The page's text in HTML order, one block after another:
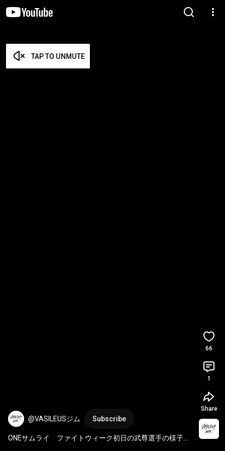
TAP TO UNMUTE
@VASILEUSジム Subscribe
ONEサムライ　ファイトウィーク初日の武尊選手の様子で
66
1
Share